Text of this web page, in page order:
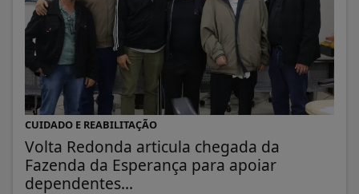
CUIDADO E REABILITAÇÃO
Volta Redonda articula chegada da
Fazenda da Esperança para apoiar
dependentes...